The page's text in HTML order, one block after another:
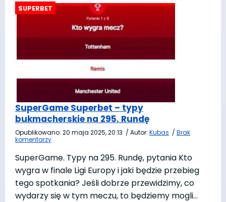
SuperGame Superbet – typy
bukmacherskie na 295. Rundę
Opublikowano: 20 maja 2025, 20:13 / Autor: Kubas / Brak
komentarzy
SuperGame. Typy na 295. Rundę, pytania Kto
wygra w finale Ligi Europy i jaki będzie przebieg
tego spotkania? Jeśli dobrze przewidzimy, co
wydarzy się w tym meczu, to będziemy mogli…